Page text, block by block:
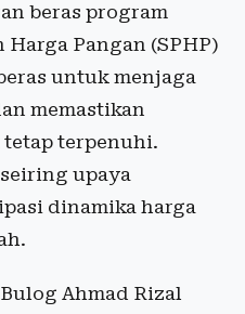
beras program
Pangan (SPHP)
untuk menjaga
memastikan
terpenuhi.
upaya
dinamika harga
Ahmad Rizal